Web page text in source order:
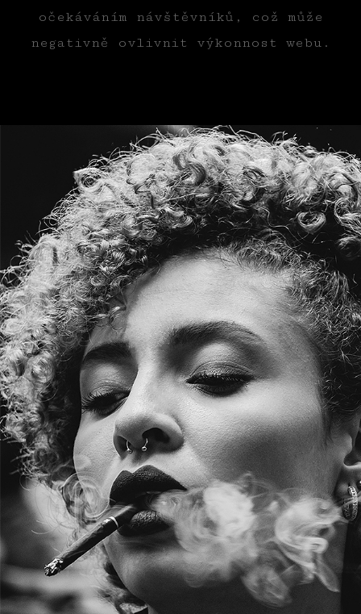
očekáváním návštěvníků, což může
negativně ovlivnit výkonnost webu.